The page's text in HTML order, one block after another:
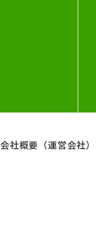
会社概要（運営会社）